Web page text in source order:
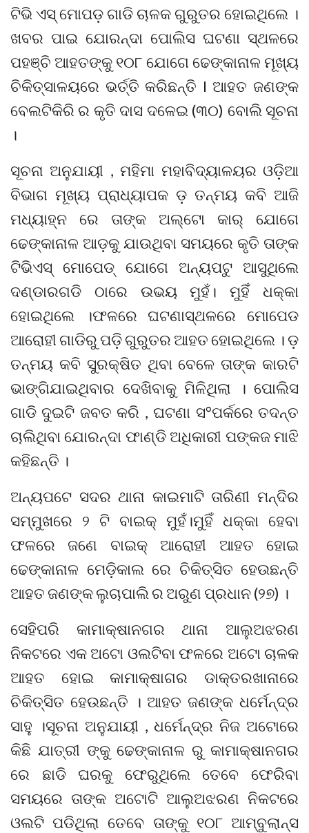
ଟିଭି ଏସ୍‌ ମୋପଡ଼ ଗାଡି ଚାଳକ ଗୁରୁତର ହୋଇଥିଲେ ।
ଖବର ପାଇ ଯୋରନ୍ଦା ପୋଲିସ ଘଟଣା ସ୍ଥଳରେ
ପହଞ୍ଚି ଆହତଙ୍କୁ ୧୦୮ ଯୋଗେ ଢେଙ୍କାନାଳ ମୂଖ୍ୟ
ଚିକିତ୍ସାଳୟରେ ଭର୍ତ୍ତି କରିଛନ୍ତି I ଆହତ ଜଣଙ୍କ
ବେଲଟିକିରି ର କୃତି ଦାସ ଦଳେଇ (୩୦) ବୋଲି ସୂଚନା
।
ସୂଚନା ଅନୁଯାୟୀ , ମହିମା ମହାବିଦ୍ୟାଳୟର ଓଡ଼ିଆ
ବିଭାଗ ମୂଖ୍ୟ ପ୍ରାଧ୍ୟାପକ ଡ଼ ତନ୍ମୟ କବି ଆଜି
ମଧ୍ୟାହ୍ନ ରେ ତାଙ୍କ ଅଲ୍ଟୋ କାର୍ ଯୋଗେ
ଢେଙ୍କାନାଳ ଆଡ଼କୁ ଯାଉଥିବା ସମୟରେ କୃତି ତାଙ୍କ
ଟିଭିଏସ୍ ମୋପେଡ୍ ଯୋଗେ ଅନ୍ୟପଟୁ ଆସୁଥିଲେ
ଦଣ୍ଡାରଗଡି ଠାରେ ଉଭୟ ମୁହଁ। ମୁହିଁ ଧକ୍କା
ହୋଇଥିଲେ ।ଫଳରେ ଘଟଣାସ୍ଥଳରେ ମୋପେଡ
ଆରୋହୀ ଗାଡିରୁ ପଡ଼ି ଗୁରୁତର ଆହତ ହୋଇଥିଲେ । ଡ଼
ତନ୍ମୟ କବି ସୁରକ୍ଷିତ ଥିବା ବେଳେ ତାଙ୍କ କାରଟି
ଭାଙ୍ଗିଯାଇଥିବାର ଦେଖିବାକୁ ମିଳିଥିଲା । ପୋଲିସ
ଗାଡି ଦୁଇଟି ଜବତ କରି , ଘଟଣା ସ°ପର୍କରେ ତଦନ୍ତ
ଚାଲିଥିବା ଯୋରନ୍ଦା ଫାଣ୍ଡି ଅଧିକାରୀ ପଙ୍କଜ ମାଝି
କହିଛନ୍ତି ।
ଅନ୍ୟପଟେ ସଦର ଥାନା କାଇମାଟି ତାରିଣୀ ମନ୍ଦିର
ସମ୍ମୁଖରେ ୨ ଟି ବାଇକ୍ ମୁହଁ।ମୁହିଁ ଧକ୍କା ହେବା
ଫଳରେ ଜଣେ ବାଇକ୍ ଆରୋହୀ ଆହତ ହୋଇ
ଢେଙ୍କାନାଳ ମେଡ଼ିକାଲ ରେ ଚିକିତ୍ସିତ ହେଉଛନ୍ତି
ଆହତ ଜଣଙ୍କ ଲୁଚାପାଲି ର ଅରୁଣ ପ୍ରଧାନ (୨୭) ।
ସେହିପରି କାମାକ୍ଷାନଗର ଥାନା ଆଲୁଅଝରଣ
ନିକଟରେ ଏକ ଅଟୋ ଓଲଟିବା ଫଳରେ ଅଟୋ ଚାଳକ
ଆହତ ହୋଇ କାମାକ୍ଷାଗର ଡାକ୍ତରଖାନାରେ
ଚିକିତ୍ସିତ ହେଉଛନ୍ତି । ଆହତ ଜଣଙ୍କ ଧର୍ମେନ୍ଦ୍ର
ସାହୁ ।ସୂଚନା ଅନୁଯାୟୀ , ଧର୍ମେନ୍ଦ୍ର ନିଜ ଅଟୋରେ
କିଛି ଯାତ୍ରୀ ଙ୍କୁ ଢେଙ୍କାନାଳ ରୁ କାମାକ୍ଷାନଗର
ରେ ଛାଡି ଘରକୁ ଫେରୁଥିଲେ ତେବେ ଫେରିବା
ସମୟରେ ତାଙ୍କ ଅଟୋଟି ଆଲୁଅଝରଣ ନିକଟରେ
ଓଲଟି ପଡିଥିଲା ତେବେ ତାଙ୍କୁ ୧୦୮ ଆମ୍ବୁଲାନ୍ସ